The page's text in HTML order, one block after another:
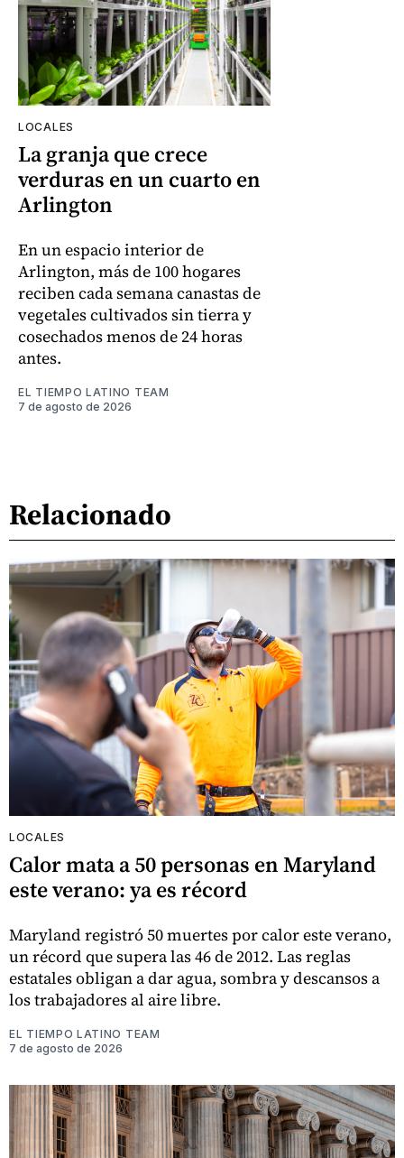
LOCALES
La granja que crece
verduras en un cuarto en
Arlington
En un espacio interior de
Arlington, más de 100 hogares
reciben cada semana canastas de
vegetales cultivados sin tierra y
cosechados menos de 24 horas
antes.
EL TIEMPO LATINO TEAM
7 de agosto de 2026
Relacionado
LOCALES
Calor mata a 50 personas en Maryland
este verano: ya es récord
Maryland registró 50 muertes por calor este verano,
un récord que supera las 46 de 2012. Las reglas
estatales obligan a dar agua, sombra y descansos a
los trabajadores al aire libre.
EL TIEMPO LATINO TEAM
7 de agosto de 2026